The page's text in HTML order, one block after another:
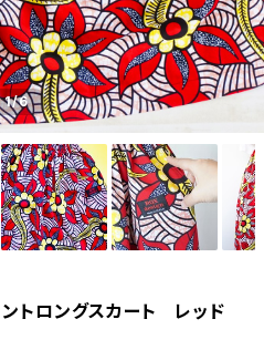
1/6
ントロングスカート レッド